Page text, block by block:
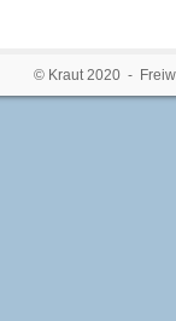
© Kraut 2020 -